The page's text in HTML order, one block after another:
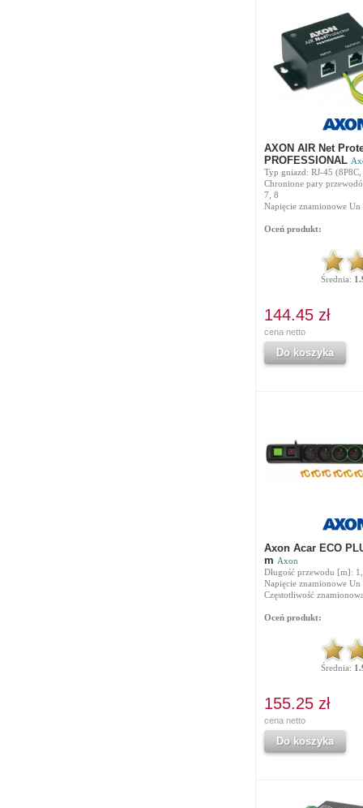
AXON AIR Net
PROFESSIONAL
Typ gniazd: RJ-45
Chronione pary
7, 8
Napięcie znamionowe
Oceń produkt:
Średnia:
144.45 zł
cena netto
Do koszyka
Axon Acar ECO
m Axon
Długość przewodu [m]:
Napięcie znamionowe
Częstotliwość
Oceń produkt:
Średnia:
155.25 zł
cena netto
Do koszyka